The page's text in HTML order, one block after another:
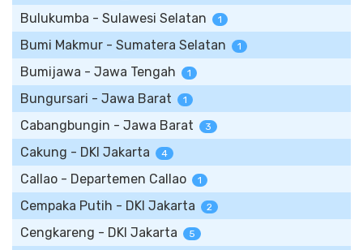
Bulukumba - Sulawesi Selatan 1
Bumi Makmur - Sumatera Selatan 1
Bumijawa - Jawa Tengah 1
Bungursari - Jawa Barat 1
Cabangbungin - Jawa Barat 3
Cakung - DKI Jakarta 4
Callao - Departemen Callao 1
Cempaka Putih - DKI Jakarta 2
Cengkareng - DKI Jakarta 5